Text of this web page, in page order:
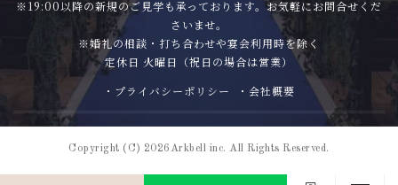
※19:00以降の新規のご見学も承っております。お気軽にお問合せくだ
さいませ。
※婚礼の相談・打ち合わせや宴会利用時を除く
定休日 火曜日（祝日の場合は営業）
・プライバシーポリシー
・会社概要
Copyright (C) 2026Arkbell inc. All Rights Reserved.